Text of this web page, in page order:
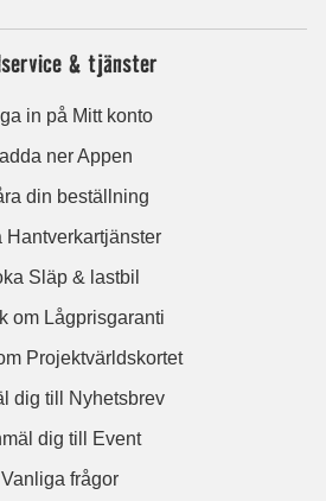
& tjänster
in på Mitt konto
ner Appen
din beställning
Hantverkartjänster
Släp & lastbil
om Lågprisgaranti
Projektvärldskortet
dig till Nyhetsbrev
dig till Event
Vanliga frågor